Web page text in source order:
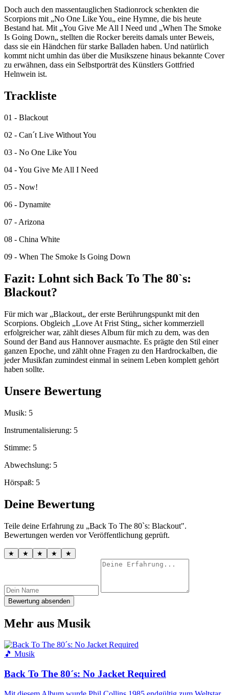
Doch auch den massentauglichen Stadionrock schenkten die
Scorpions mit „No One Like You„ eine Hymne, die bis heute
Bestand hat. Mit „You Give Me All I Need und „When The Smoke
Is Going Down„ stellten die Rocker bereits damals unter Beweis,
dass sie ein Händchen für starke Balladen haben. Und natürlich
kommt nicht umhin das über die Musikszene hinaus bekannte Cover
zu erwähnen, dass ein Selbstporträt des Künstlers Gottfried
Helnwein ist.
Trackliste
01 - Blackout
02 - Can´t Live Without You
03 - No One Like You
04 - You Give Me All I Need
05 - Now!
06 - Dynamite
07 - Arizona
08 - China White
09 - When The Smoke Is Going Down
Fazit: Lohnt sich Back To The 80`s:
Blackout?
Für mich war „Blackout„ der erste Berührungspunkt mit den
Scorpions. Obgleich „Love At Frist Sting„ sicher kommerziell
erfolgreicher war, zählt dieses Album für mich zu dem, was den
Sound der Band aus Hannover ausmachte. Es prägte den Stil einer
ganzen Epoche, und zählt ohne Fragen zu den Hardrockalben, die
jeder Musikfan zumindest einmal in seinem Leben komplett gehört
haben sollte.
Unsere Bewertung
Musik: 5
Instrumentalisierung: 5
Stimme: 5
Abwechslung: 5
Hörspaß: 5
Deine Bewertung
Teile deine Erfahrung zu „Back To The 80`s: Blackout".
Bewertungen werden vor Veröffentlichung geprüft.
★ ★ ★ ★ ★
Bewertung absenden
Mehr aus Musik
🎵 Musik
Back To The 80´s: No Jacket Required